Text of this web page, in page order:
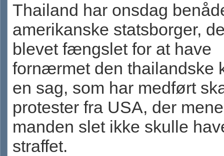
Thailand har onsdag
amerikanske statsborger,
blevet fængslet for at have
fornærmet den thailandske
en sag, som har medført
protester fra USA, der
manden slet ikke skulle
straffet.